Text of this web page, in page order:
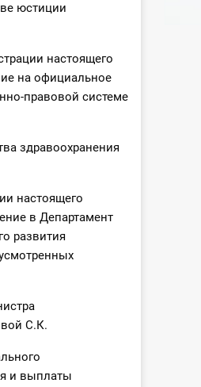
юстиции
настоящего
на официальное
правовой системе
здравоохранения
настоящего
в Департамент
развития
С.К.
и выплаты